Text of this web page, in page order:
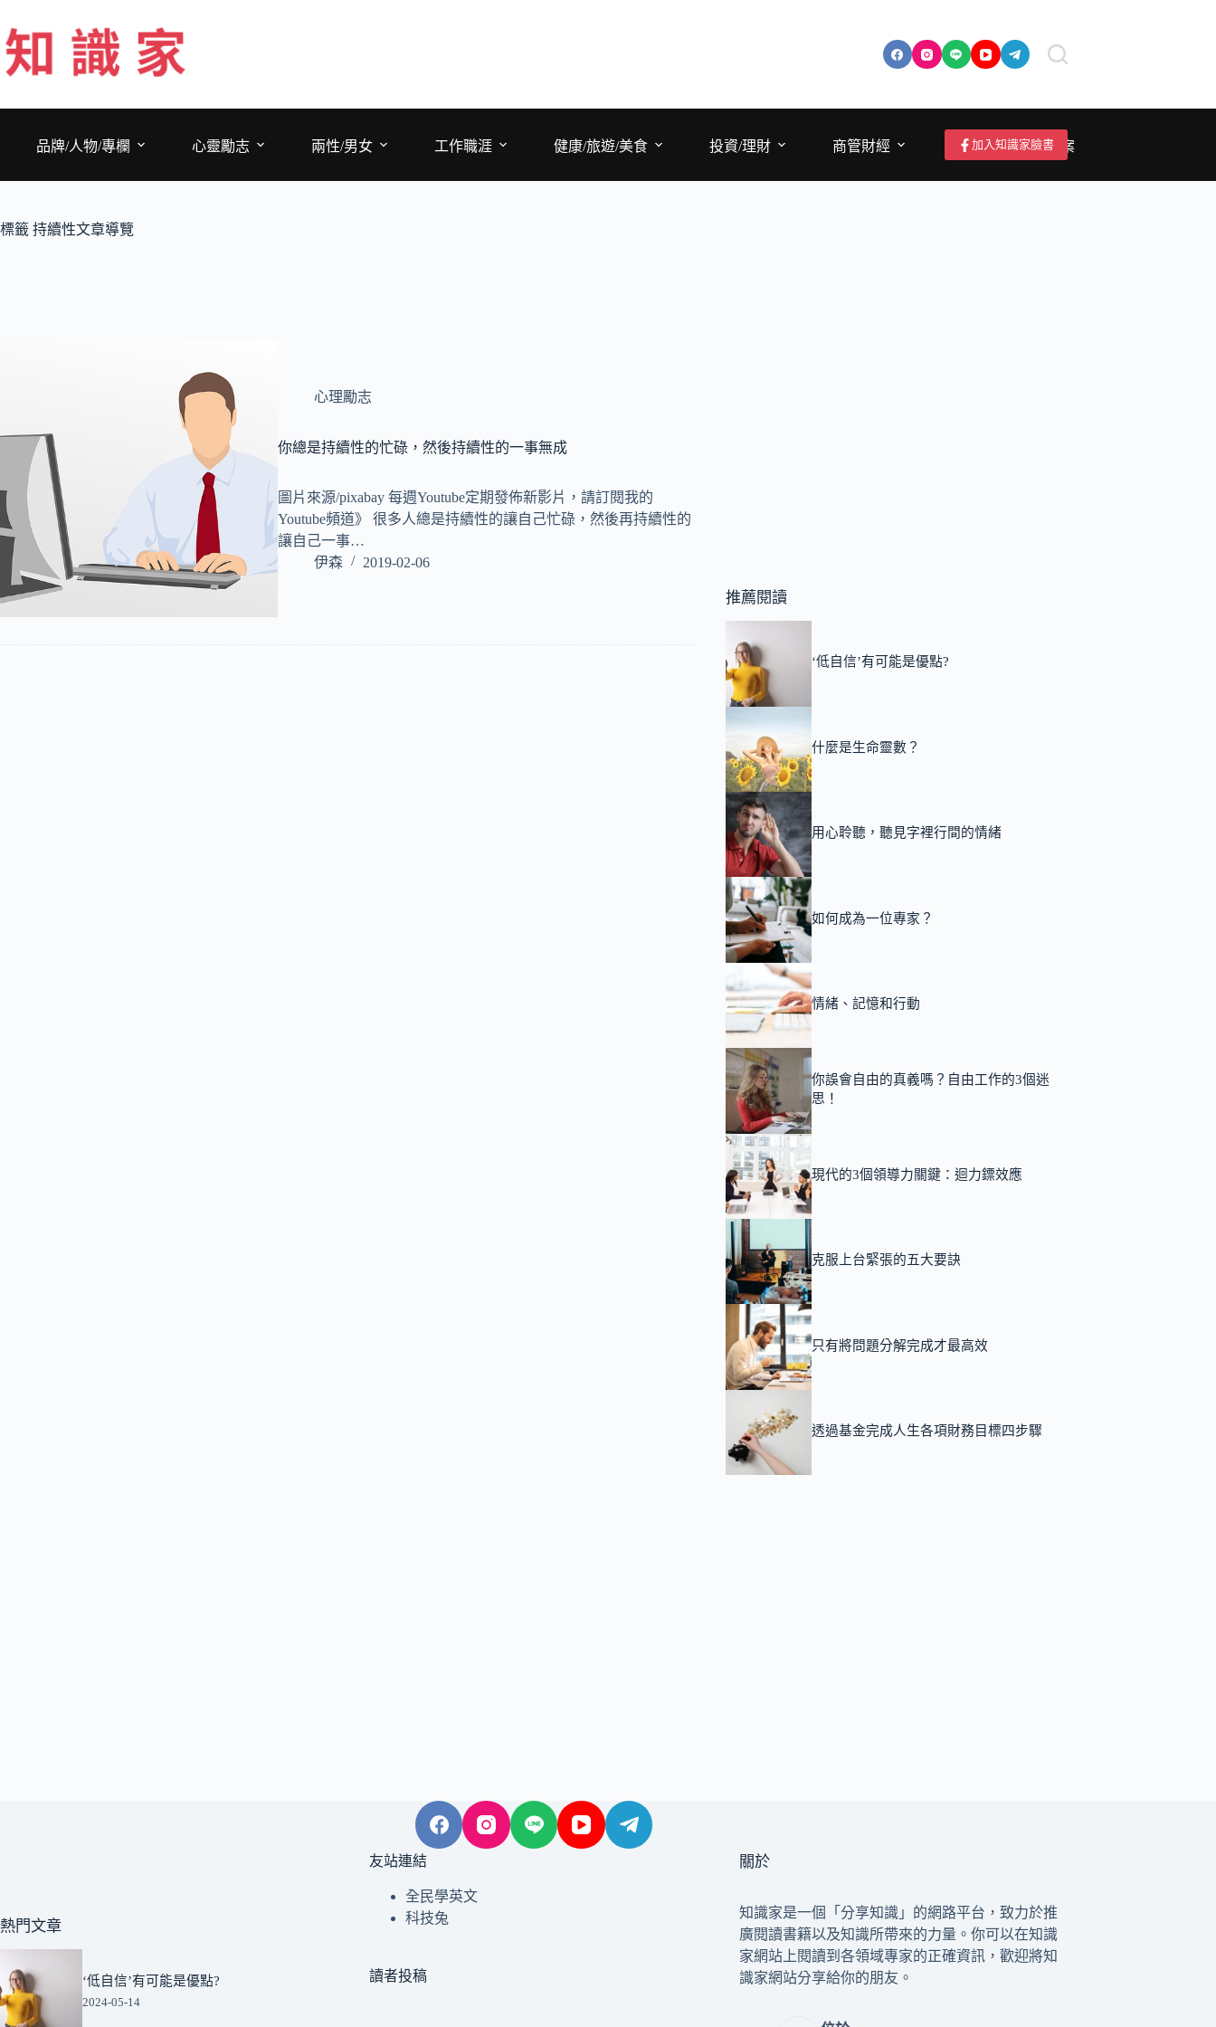
至
主
要
品牌/人物/專欄
心靈勵志 兩性/男女 工作職涯 健康/旅遊/美食 投資/理財 商管財經 成為作者/投稿/提案
加入知識家臉書
標籤 持續性文章導覽
心理勵志
你總是持續性的忙碌，然後持續性的一事無成
圖片來源/pixabay 每週Youtube定期發佈新影片，請訂閱我的
Youtube頻道》 很多人總是持續性的讓自己忙碌，然後再持續性的
讓自己一事…
伊森
2019-02-06
推薦閱讀
‘低自信’有可能是優點?
什麼是生命靈數？
用心聆聽，聽見字裡行間的情緒
如何成為一位專家？
情緒、記憶和行動
你誤會自由的真義嗎？自由工作的3個迷
思！
現代的3個領導力關鍵：迴力鏢效應
克服上台緊張的五大要訣
只有將問題分解完成才最高效
透過基金完成人生各項財務目標四步驟
熱門文章
‘低自信’有可能是優點?
2024-05-14
友站連結
全民學英文
科技兔
讀者投稿
關於
知識家是一個「分享知識」的網路平台，致力於推
廣閱讀書籍以及知識所帶來的力量。你可以在知識
家網站上閱讀到各領域專家的正確資訊，歡迎將知
識家網站分享給你的朋友。